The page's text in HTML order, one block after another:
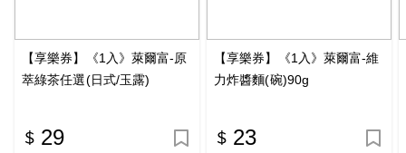
【享樂券】《1入》萊爾富-原
萃綠茶任選(日式/玉露)
29
【享樂券】《1入》萊爾富-維
力炸醬麵(碗)90g
23